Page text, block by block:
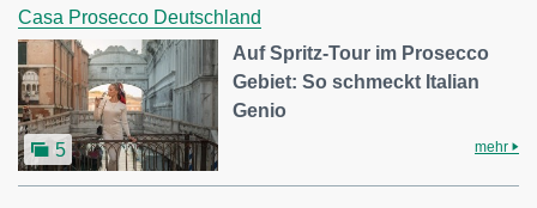
Casa Prosecco Deutschland
5
Auf Spritz-Tour im Prosecco
Gebiet: So schmeckt Italian
Genio
mehr